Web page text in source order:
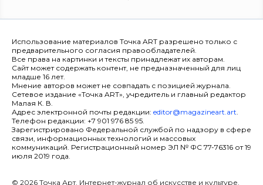
Использование материалов Точка ART разрешено только с
предварительного согласия правообладателей.
Все права на картинки и тексты принадлежат их авторам.
Сайт может содержать контент, не предназначенный для лиц
младше 16 лет.
Мнение авторов может не совпадать с позицией журнала.
Сетевое издание «Точка ART», учредитель и главный редактор
Малая К. В.
Адрес электронной почты редакции: editor@magazineart.art.
Телефон редакции: +7 901 976 85 95.
Зарегистрировано Федеральной службой по надзору в сфере
связи, информационных технологий и массовых
коммуникаций. Регистрационный номер ЭЛ № ФС 77-76316 от 19
июля 2019 года.
© 2026 Точка Арт. Интернет-журнал об искусстве и культуре.